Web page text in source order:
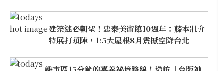
建築迷必朝聖！忠泰美術館10週年：藤本壯介
特展打頭陣，1:5大屋根8月震撼空降台北